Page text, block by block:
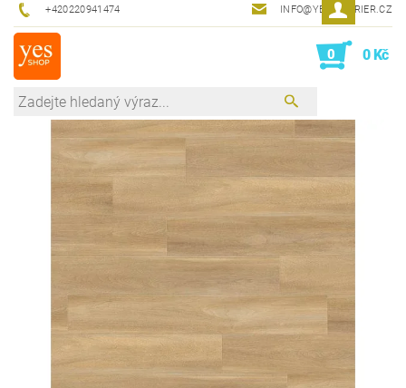
+420220941474 INFO@YESINTERIER.CZ
0 0 Kč